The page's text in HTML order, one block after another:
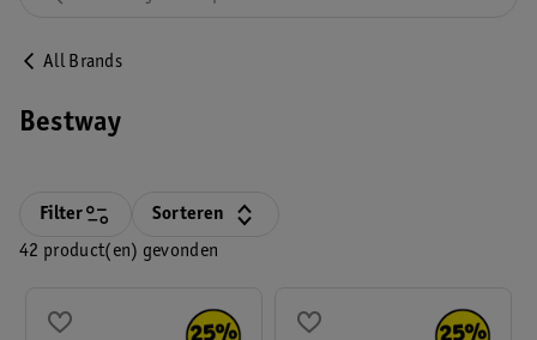
All Brands
Bestway
42 product(en) gevonden
Filter Sorteren